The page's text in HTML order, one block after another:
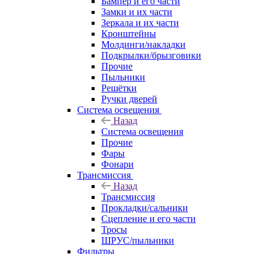
Замки и их части
Зеркала и их части
Кронштейны
Молдинги/накладки
Подкрылки/брызговики
Прочие
Пыльники
Решётки
Ручки дверей
Система освещения
Назад
Система освещения
Прочие
Фары
Фонари
Трансмиссия
Назад
Трансмиссия
Прокладки/сальники
Сцепление и его части
Тросы
ШРУС/пыльники
Фильтры